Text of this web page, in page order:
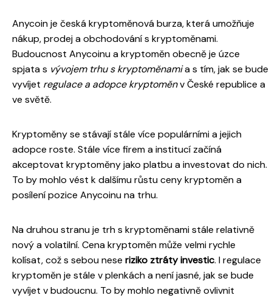
Anycoin je česká kryptoměnová burza, která umožňuje
nákup, prodej a obchodování s kryptoměnami.
Budoucnost Anycoinu a kryptoměn obecně je úzce
spjata s vývojem trhu s kryptoměnamia s tím, jak se bude
vyvíjet regulace a adopce kryptoměnv České republice a
ve světě.
Kryptoměny se stávají stále více populárními a jejich
adopce roste. Stále více firem a institucí začíná
akceptovat kryptoměny jako platbu a investovat do nich.
To by mohlo vést k dalšímu růstu ceny kryptoměn a
posílení pozice Anycoinu na trhu.
Na druhou stranu je trh s kryptoměnami stále relativně
nový a volatilní. Cena kryptoměn může velmi rychle
kolísat, což s sebou nese riziko ztráty investic. I regulace
kryptoměn je stále v plenkách a není jasné, jak se bude
vyvíjet v budoucnu. To by mohlo negativně ovlivnit